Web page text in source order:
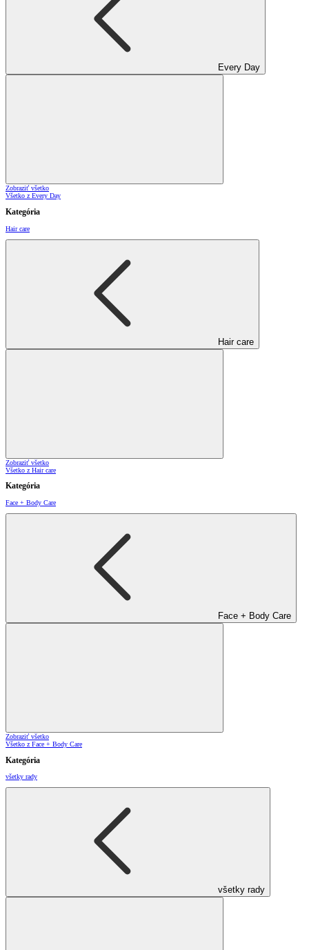
Every Day
Zobraziť všetko
Všetko z Every Day
Kategória
Hair care
Hair care
Zobraziť všetko
Všetko z Hair care
Kategória
Face + Body Care
Face + Body Care
Zobraziť všetko
Všetko z Face + Body Care
Kategória
všetky rady
všetky rady